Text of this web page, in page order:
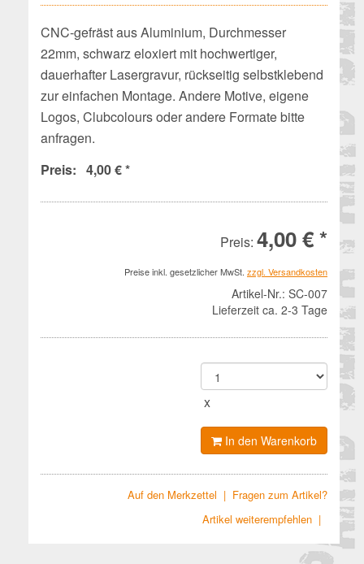
CNC-gefräst aus Aluminium, Durchmesser
22mm, schwarz eloxiert mit hochwertiger,
dauerhafter Lasergravur, rückseitig selbstklebend
zur einfachen Montage. Andere Motive, eigene
Logos, Clubcolours oder andere Formate bitte
anfragen.
Preis: 4,00 € *
Preis: 4,00 € *
Preise inkl. gesetzlicher MwSt. zzgl. Versandkosten
Artikel-Nr.: SC-007
Lieferzeit ca. 2-3 Tage
x
In den Warenkorb
Fragen zum Artikel?
Auf den Merkzettel |
Artikel weiterempfehlen |